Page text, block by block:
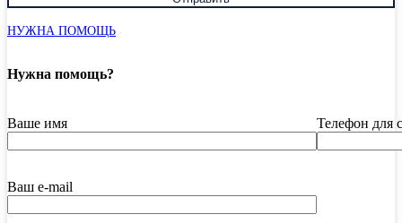
НУЖНА ПОМОЩЬ
Нужна помощь?
Ваше имя Телефон для
Ваш e-mail